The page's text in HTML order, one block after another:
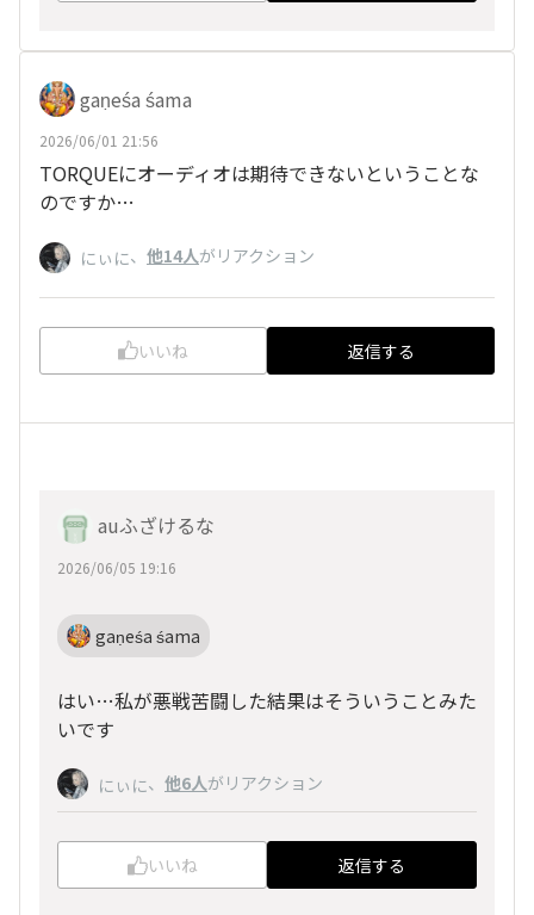
gaṇeśa śama
2026/06/01 21:56
TORQUEにオーディオは期待できないということな
のですか…
にぃに、 他14人がリアクション
いいね 返信する
auふざけるな
2026/06/05 19:16
gaṇeśa śama
はい…私が悪戦苦闘した結果はそういうことみた
いです
にぃに、 他6人がリアクション
いいね 返信する